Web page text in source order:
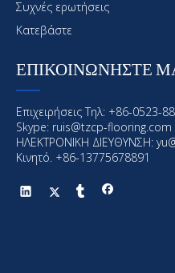
Θαλάσσια επίστρωση
Συχνές ερωτήσεις
Κατεβάστε
ΕΠΙΚΟΙΝΩΝΗΣΤΕ
Επιχειρήσεις Τηλ: +86-0523-
Skype: ruis@tzcp-flooring.com
ΗΛΕΚΤΡΟΝΙΚΗ ΔΙΕΥΘΥΝΣΗ:
Κινητό. +86-13775678891